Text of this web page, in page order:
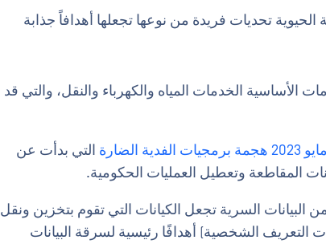
الحيوية تحديات فريدة من نوعها تجعلها أهدافاً جذابة
الأساسية الخدمات المياه والكهرباء والنقل، والتي قد
التي بدأت عن
المقاطعة وتعطيل العمليات الحكومية.
من البيانات السرية تجعل الكيانات التي تقوم بتخزين ونقل
الشخصية) أهدافًا رئيسية لسرقة البيانات